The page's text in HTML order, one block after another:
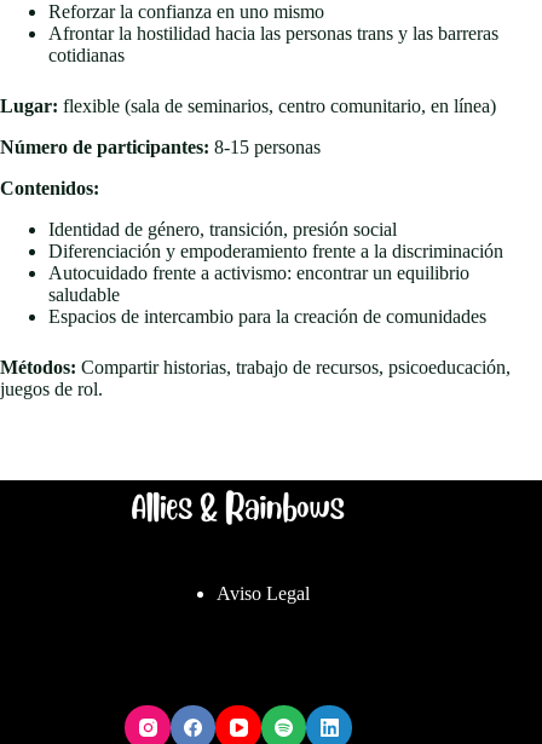
Contacto
Reforzar la confianza en uno mismo
Afrontar la hostilidad hacia las personas trans y las barreras
cotidianas
Lugar: flexible (sala de seminarios, centro comunitario, en línea)
Número de participantes: 8-15 personas
Contenidos:
Identidad de género, transición, presión social
Diferenciación y empoderamiento frente a la discriminación
Autocuidado frente a activismo: encontrar un equilibrio
saludable
Espacios de intercambio para la creación de comunidades
Métodos: Compartir historias, trabajo de recursos, psicoeducación,
juegos de rol.
Aviso Legal